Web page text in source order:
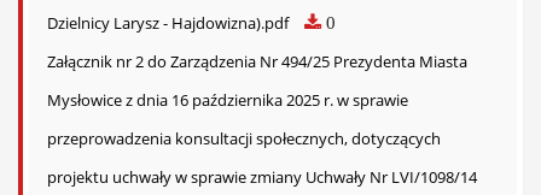
Dzielnicy Larysz - Hajdowizna).pdf 0
Załącznik nr 2 do Zarządzenia Nr 494/25 Prezydenta Miasta
Mysłowice z dnia 16 października 2025 r. w sprawie
przeprowadzenia konsultacji społecznych, dotyczących
projektu uchwały w sprawie zmiany Uchwały Nr LVI/1098/14